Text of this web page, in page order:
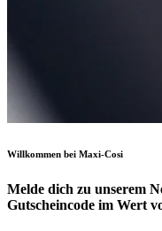
Willkommen bei Maxi-Cosi
Melde dich zu unserem
Gutscheincode im Wert